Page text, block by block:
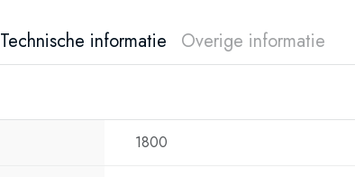
Technische informatie Overige informatie
1800